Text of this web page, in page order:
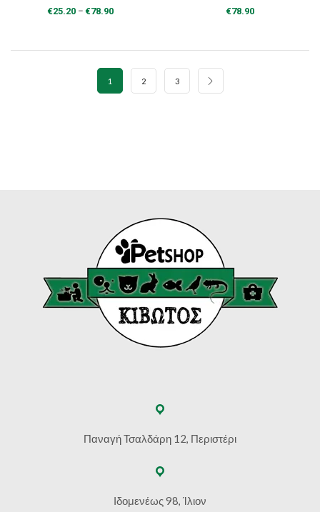
€25.20 – €78.90Price
through
€78.90
1 2 3
Παναγή Τσαλδάρη 12, Περιστέρι
Ιδομενέως 98, Ίλιον